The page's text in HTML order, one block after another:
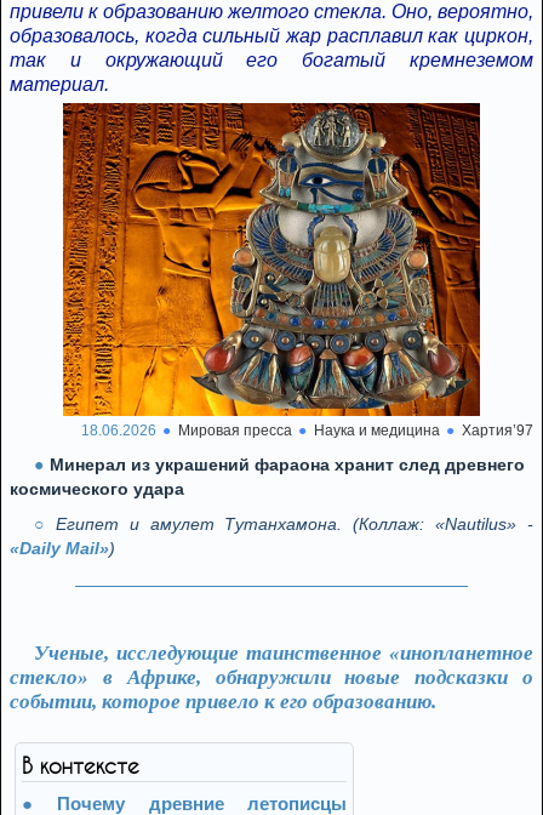
привели к образованию желтого стекла. Оно, вероятно,
образовалось, когда сильный жар расплавил как циркон,
так и окружающий его богатый кремнеземом
материал.
18.06.2026 Мировая пресса Наука и медицина Хартия’97
Минерал из украшений фараона хранит след древнего
космического удара
Египет и амулет Тутанхамона. (Коллаж: «Nautilus» -
«Daily Mail»)
Ученые, исследующие таинственное «инопланетное
стекло» в Африке, обнаружили новые подсказки о
событии, которое привело к его образованию.
В контексте
Почему древние летописцы